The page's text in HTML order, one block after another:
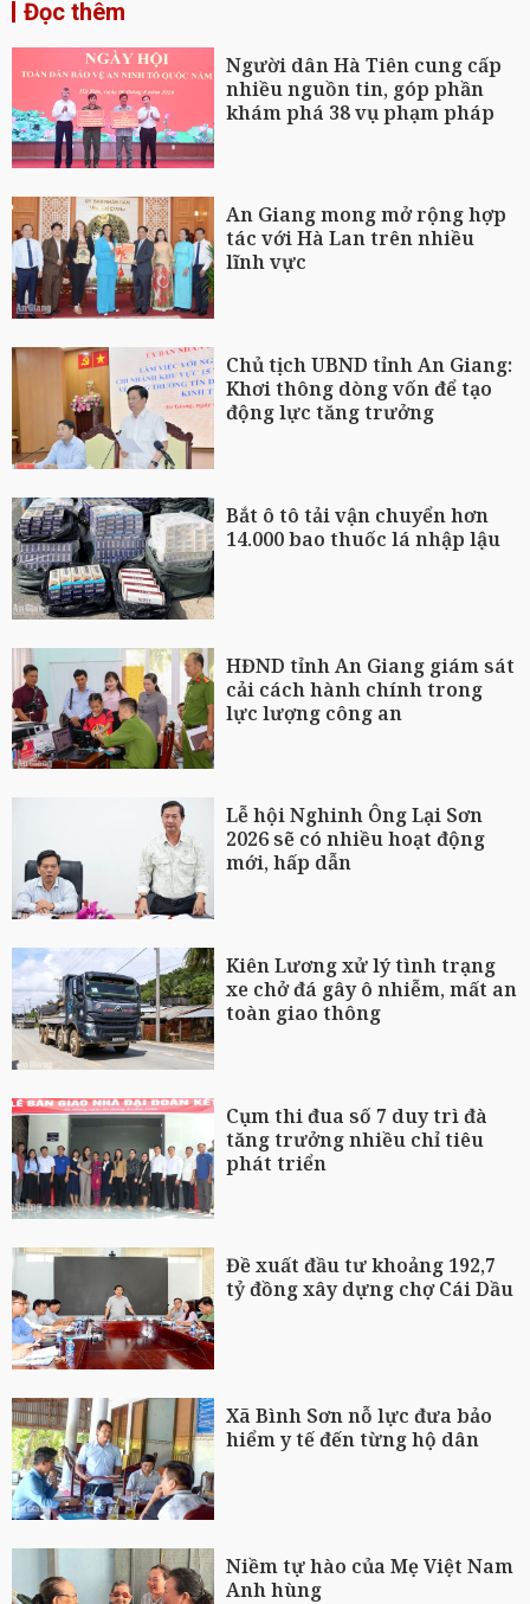
Đọc thêm
Người dân Hà Tiên cung cấp
nhiều nguồn tin, góp phần
khám phá 38 vụ phạm pháp
An Giang mong mở rộng hợp
tác với Hà Lan trên nhiều
lĩnh vực
Chủ tịch UBND tỉnh An Giang:
Khơi thông dòng vốn để tạo
động lực tăng trưởng
Bắt ô tô tải vận chuyển hơn
14.000 bao thuốc lá nhập lậu
HĐND tỉnh An Giang giám sát
cải cách hành chính trong
lực lượng công an
Lễ hội Nghinh Ông Lại Sơn
2026 sẽ có nhiều hoạt động
mới, hấp dẫn
Kiên Lương xử lý tình trạng
xe chở đá gây ô nhiễm, mất an
toàn giao thông
Cụm thi đua số 7 duy trì đà
tăng trưởng nhiều chỉ tiêu
phát triển
Đề xuất đầu tư khoảng 192,7
tỷ đồng xây dựng chợ Cái Dầu
Xã Bình Sơn nỗ lực đưa bảo
hiểm y tế đến từng hộ dân
Niềm tự hào của Mẹ Việt Nam
Anh hùng